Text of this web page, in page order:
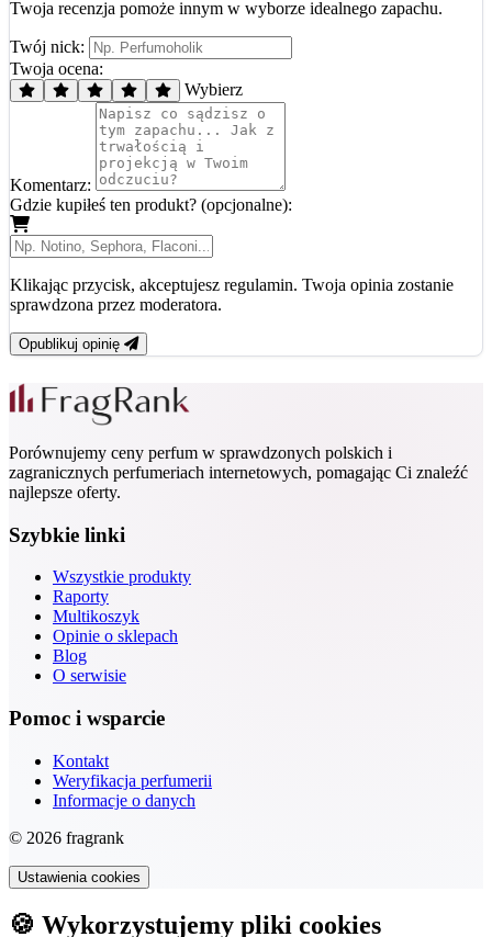
Twoja recenzja pomoże innym w wyborze idealnego zapachu.
Twój nick:
Twoja ocena:
Wybierz
Komentarz:
Gdzie kupiłeś ten produkt? (opcjonalne):
Klikając przycisk, akceptujesz regulamin. Twoja opinia zostanie
sprawdzona przez moderatora.
Opublikuj opinię
Porównujemy ceny perfum w sprawdzonych polskich i
zagranicznych perfumeriach internetowych, pomagając Ci znaleźć
najlepsze oferty.
Szybkie linki
Wszystkie produkty
Raporty
Multikoszyk
Opinie o sklepach
Blog
O serwisie
Pomoc i wsparcie
Kontakt
Weryfikacja perfumerii
Informacje o danych
© 2026 fragrank
Ustawienia cookies
🍪 Wykorzystujemy pliki cookies